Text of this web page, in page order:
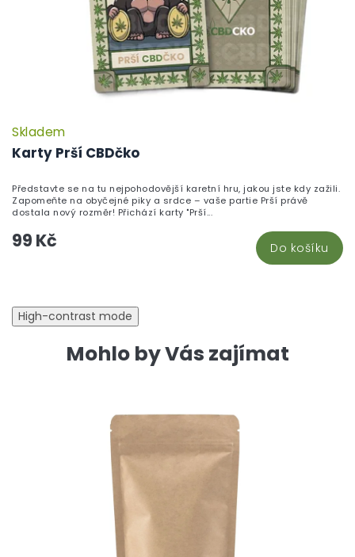
Karty Prší CBDčko
Skladem
99 Kč Do košíku
Představte se na tu nejpohodovější karetní hru, jakou jste kdy zažili.
Zapomeňte na obyčejné piky a srdce – vaše partie Prší právě
dostala nový rozměr! Přichází karty "Prší...
High-contrast mode
Mohlo by Vás zajímat